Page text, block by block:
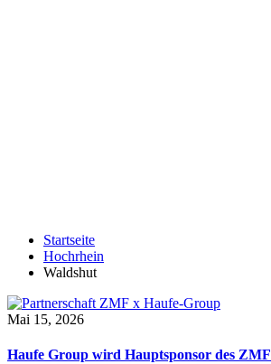
Startseite
Hochrhein
Waldshut
Mai 15, 2026
Haufe Group wird Hauptsponsor des ZMF